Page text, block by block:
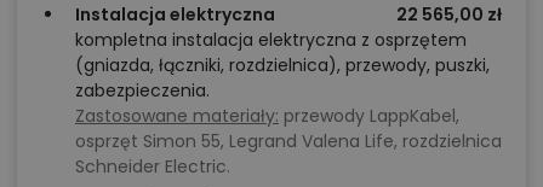
Instalacja elektryczna
22 565,00 zł
kompletna instalacja elektryczna z osprzętem
(gniazda, łączniki, rozdzielnica), przewody, puszki,
zabezpieczenia.
Zastosowane materiały: przewody LappKabel,
osprzęt Simon 55, Legrand Valena Life, rozdzielnica
Schneider Electric.